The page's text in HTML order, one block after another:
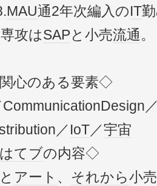
MAU通2年次編入のIT
攻はSAPと小売流通。
心のある要素◇
CommunicationDesign
／IoT／宇宙
はてブの内容◇
と アート 、 それから小売